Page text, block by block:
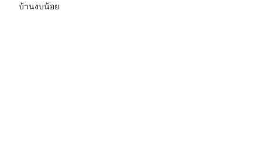
บ้านงบน้อย